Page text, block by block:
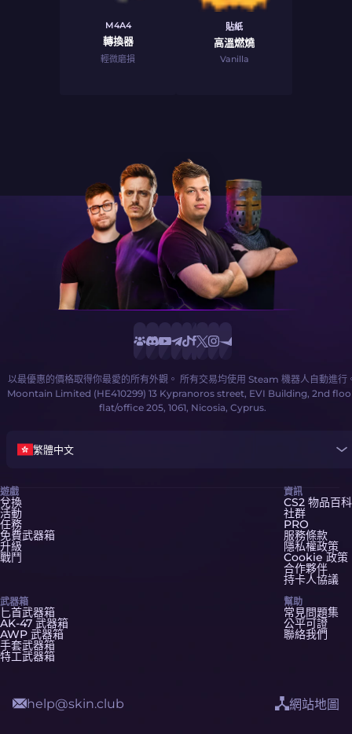
M4A4
轉換器
輕微磨損
貼紙
高溫燃燒
Vanilla
以最優惠的價格取得你最愛的所有外觀。 所有交易均使用 Steam 機器人自動進行
Moontain Limited (HE410299) 13 Kypranoros street, EVI Building, 2nd
flat/office 205, 1061, Nicosia, Cyprus.
繁體中文
遊戲
兌換
活動
任務
免費武器箱
升級
戰鬥
武器箱
匕首武器箱
AK-47 武器箱
AWP 武器箱
手套武器箱
特工武器箱
資訊
CS2 物品百科
社群
PRO
服務條款
隱私權政策
Cookie 政策
合作夥伴
持卡人協議
幫助
常見問題集
公平可證
聯絡我們
help@skin.club 網站地圖